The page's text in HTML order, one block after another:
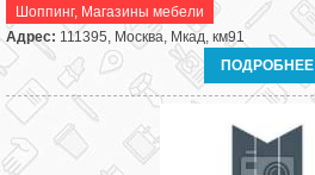
Шоппинг, Магазины мебели
Адрес: 111395, Москва, Мкад, км91
ПОДРОБНЕЕ